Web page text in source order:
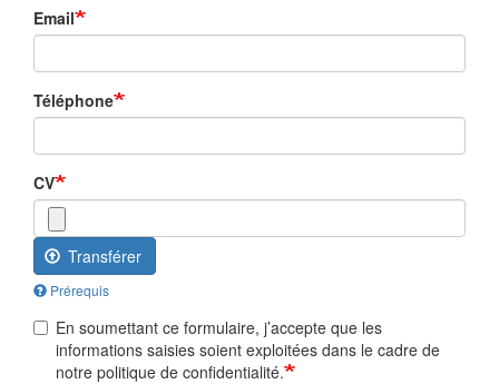
Email
Téléphone
CV
Transférer
Prérequis
En soumettant ce formulaire, j’accepte que les
informations saisies soient exploitées dans le cadre de
notre politique de confidentialité.